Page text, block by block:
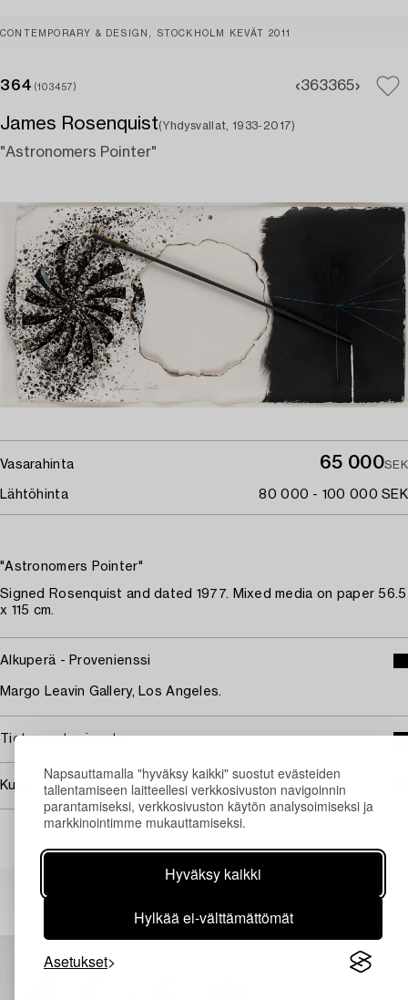
Napsauttamalla "hyväksy kaikki" suostut evästeiden
tallentamiseen laitteellesi verkkosivuston navigoinnin
parantamiseksi, verkkosivuston käytön analysoimiseksi ja
markkinointimme mukauttamiseksi.
Hyväksy kaikki
Hylkää ei-välttämättömät
Asetukset
CONTEMPORARY & DESIGN, STOCKHOLM KEVÄT 2011
364 (103457) 363365
James Rosenquist(Yhdysvallat, 1933-2017)
"Astronomers Pointer"
Vasarahinta 65 000SEK
Lähtöhinta 80 000 - 100 000 SEK
"Astronomers Pointer"
Signed Rosenquist and dated 1977. Mixed media on paper 56.5
x 115 cm.
Alkuperä - Provenienssi
Margo Leavin Gallery, Los Angeles.
Tietoa ostamisesta
Kuvan käyttöoikeudet
Muiden katsomia kohteita